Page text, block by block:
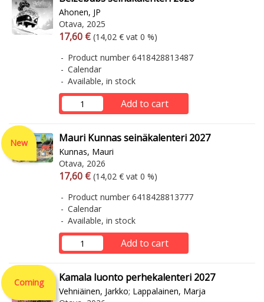
Ahonen, JP
Otava, 2025
Arvonlisäverollinen hinta
17,60 € Excl. vat
(14,02 € vat 0 %)
Product number 6418428813487
Calendar
Available, in stock
Add to cart
New Mauri Kunnas seinäkalenteri 2027
Kunnas, Mauri
Otava, 2026
Arvonlisäverollinen hinta
17,60 € Excl. vat
(14,02 € vat 0 %)
Product number 6418428813777
Calendar
Available, in stock
Add to cart
Coming Kamala luonto perhekalenteri 2027
Vehniäinen, Jarkko; Lappalainen, Marja